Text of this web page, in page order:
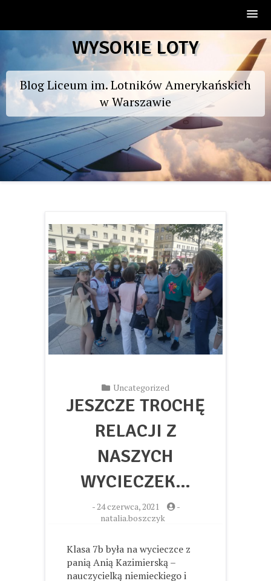
to
WYSOKIE LOTY
Blog Liceum im. Lotników Amerykańskich
w Warszawie
Uncategorized
JESZCZE TROCHĘ
RELACJI Z
NASZYCH
WYCIECZEK…
-24 czerwca, 2021
-
natalia.boszczyk
Klasa 7b była na wycieczce z
panią Anią Kazimierską –
nauczycielką niemieckiego i